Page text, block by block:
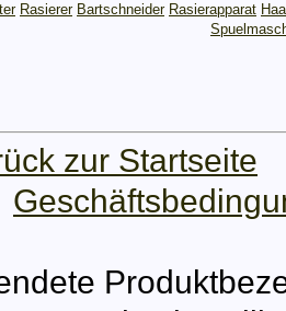
Rasierer Bartschneider Rasierapparat
zur Startseite